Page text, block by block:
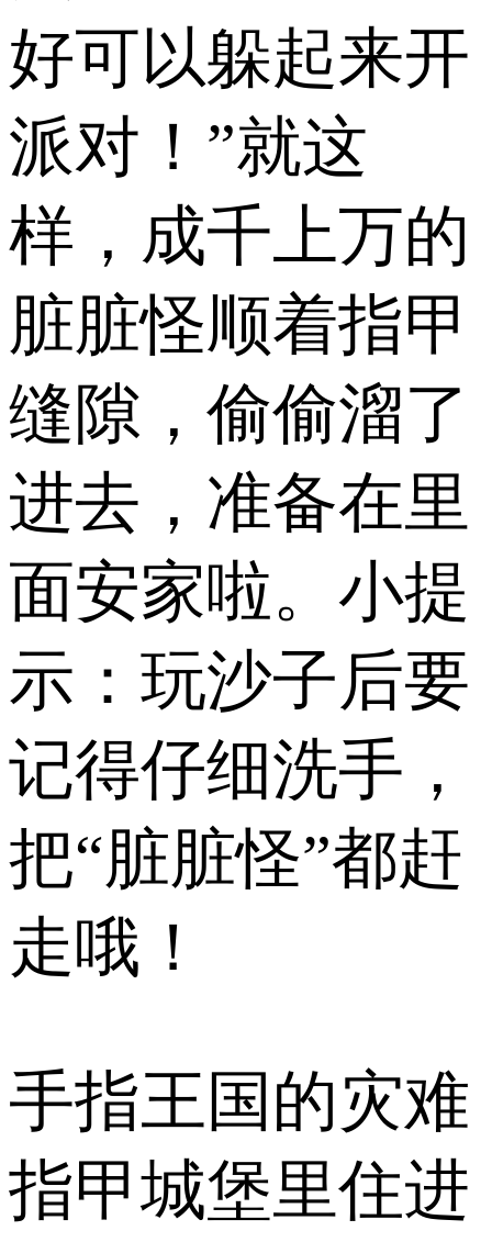
好可以躲起来开
派对！”就这
样，成千上万的
脏脏怪顺着指甲
缝隙，偷偷溜了
进去，准备在里
面安家啦。小提
示：玩沙子后要
记得仔细洗手，
把“脏脏怪”都赶
走哦！
手指王国的灾难
指甲城堡里住进